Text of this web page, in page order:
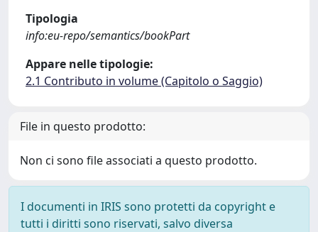
Tipologia
info:eu-repo/semantics/bookPart
Appare nelle tipologie:
2.1 Contributo in volume (Capitolo o Saggio)
File in questo prodotto:
Non ci sono file associati a questo prodotto.
I documenti in IRIS sono protetti da copyright e
tutti i diritti sono riservati, salvo diversa